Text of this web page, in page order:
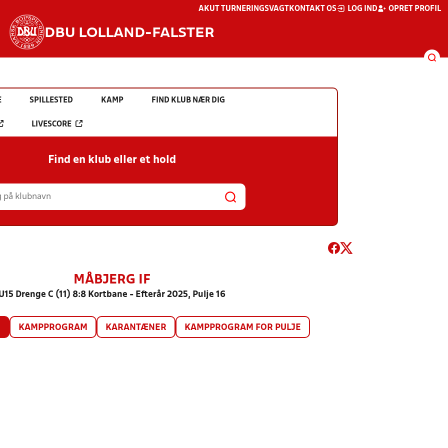
AKUT TURNERINGSVAGT KONTAKT OS LOG IND OPRET PROFIL
DBU LOLLAND-FALSTER
SPILLESTED KAMP FIND KLUB NÆR DIG
LIVESCORE
Find en klub eller et hold
MÅBJERG IF
Drenge C (11) 8:8 Kortbane - Efterår 2025, Pulje 16
KAMPPROGRAM KARANTÆNER KAMPPROGRAM FOR PULJE